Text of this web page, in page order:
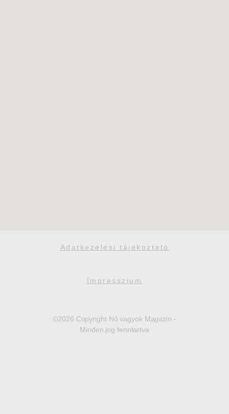
Adatkezelési tájékoztató
Impresszium
©2026 Copyright Nő vagyok Magazin -
Minden jog fenntartva